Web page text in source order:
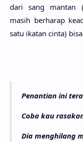
dari sang man­tan
masih berha­rap
satu ika­tan cinta)
Penantian ini
Coba kau
Dia menghilang